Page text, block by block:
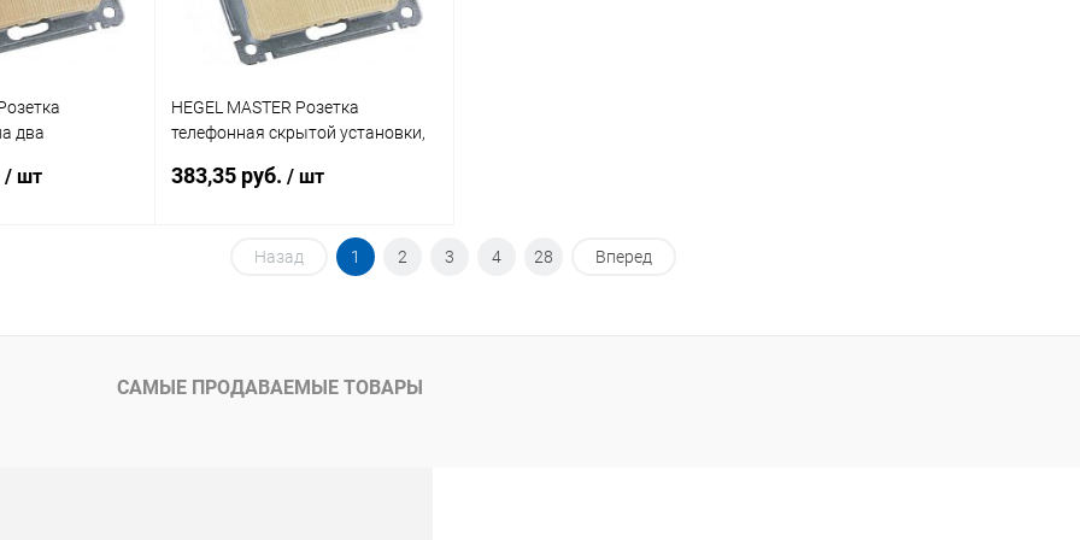
два
сосна
/ шт
К сравнению
Недоступно
HEGEL MASTER Розетка
телефонная скрытой установки,
383,35 руб. / шт
В корзину
Купить в 1 клик К сравнению
В избранное В наличии
Назад 1 2 3 4 28 Вперед
САМЫЕ ПРОДАВАЕМЫЕ ТОВАРЫ